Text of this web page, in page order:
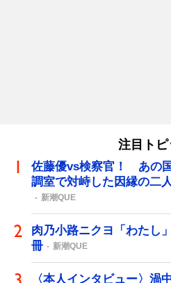
注目トピ
佐藤優vs検察官！ あの
調室で対峙した因縁の二
新潮QUE
肉乃小路ニクヨ「わたし
冊
新潮QUE
〈本人インタビュー〉渦